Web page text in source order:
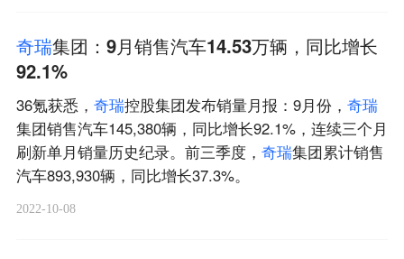
奇瑞集团：9月销售汽车14.53万辆，同比增长
92.1%
36氪获悉， 奇瑞控股集团发布销量月报：9月份， 奇瑞
集团销售汽车145,380辆，同比增长92.1%，连续三个月
刷新单月销量历史纪录。前三季度， 奇瑞集团累计销售
汽车893,930辆，同比增长37.3%。
2022-10-08